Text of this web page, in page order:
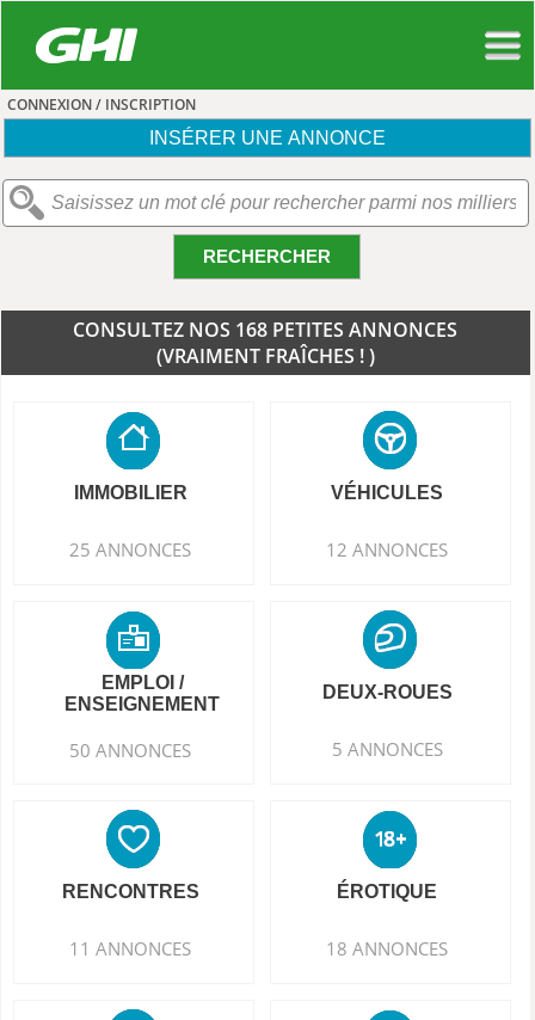
CONNEXION / INSCRIPTION
CONSULTEZ NOS 168 PETITES ANNONCES
(VRAIMENT FRAÎCHES ! )
IMMOBILIER
25 ANNONCES
VÉHICULES
12 ANNONCES
EMPLOI /
ENSEIGNEMENT
50 ANNONCES
DEUX-ROUES
5 ANNONCES
RENCONTRES
11 ANNONCES
ÉROTIQUE
18 ANNONCES
INSÉRER UNE ANNONCE
RECHERCHER